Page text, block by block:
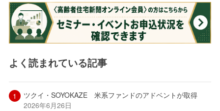
よく読まれている記事
ツクイ・SOYOKAZE 米系ファンドのアドベントが取得
2026年6月26日